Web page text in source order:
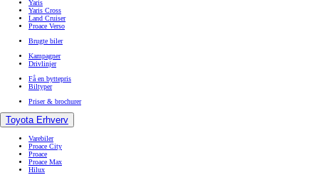
Yaris
Yaris Cross
Land Cruiser
Proace Verso
Brugte biler
Kampagner
Drivlinjer
Få en byttepris
Biltyper
Priser & brochurer
Toyota Erhverv
Varebiler
Proace City
Proace
Proace Max
Hilux